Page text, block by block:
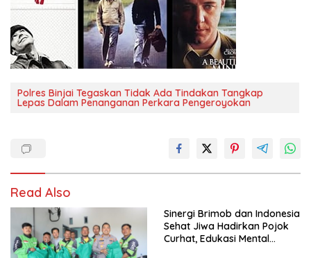
Polres Binjai Tegaskan Tidak Ada Tindakan Tangkap
Lepas Dalam Penanganan Perkara Pengeroyokan
Read Also
Sinergi Brimob dan Indonesia
Sehat Jiwa Hadirkan Pojok
Curhat, Edukasi Mental